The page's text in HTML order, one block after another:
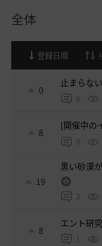
全体
登録日順
0
止まらな
0
8
[開催中の
0
19
黒い砂漠
2
8
エント研
1